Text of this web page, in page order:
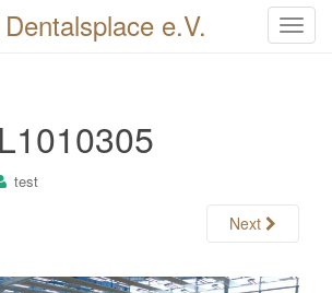
T
g
e.V.
test
Next